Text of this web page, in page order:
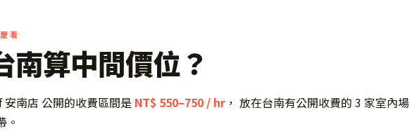
看
南算中間價位？
南店 公開的收費區間是 NT$ 550–750 / hr ， 放在台南有公開收費的 3 家室內場
。